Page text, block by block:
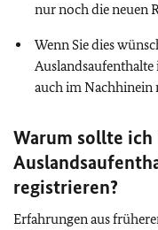
nur noch die neuen
Wenn Sie dies
Auslandsaufenthalte
auch im Nachhinein
Warum sollte
registrieren?
Erfahrungen aus